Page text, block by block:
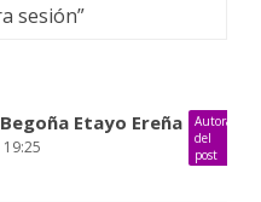
sesión”
Etayo Ereña
Autora
del
post